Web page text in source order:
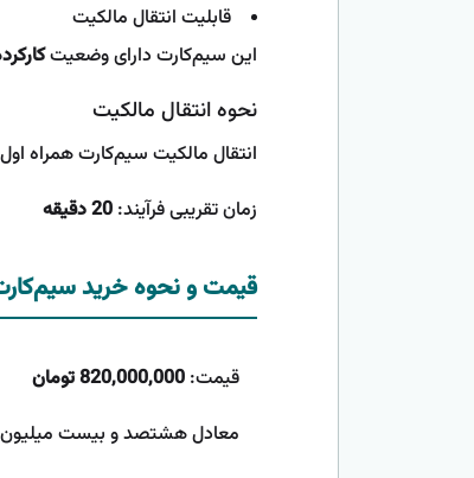
قابلیت انتقال مالکیت
این سیم‌کارت دارای وضعیت
نحوه انتقال مالکیت
انتقال مالکیت سیم‌کارت همراه
زمان تقریبی فرآیند: 20 دقیقه
قیمت و نحوه خرید سیم‌کارت
قیمت: 820,000,000 تومان
معادل هشتصد و بیست میلیون